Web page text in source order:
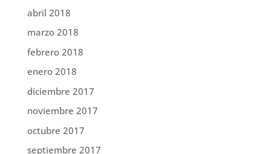
abril 2018
marzo 2018
febrero 2018
enero 2018
diciembre 2017
noviembre 2017
octubre 2017
septiembre 2017